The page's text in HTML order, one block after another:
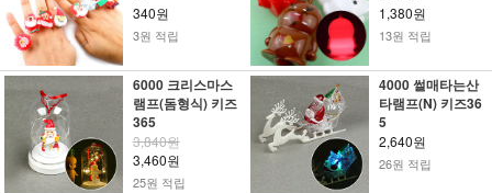
340원
3원 적립
1,380원
13원 적립
6000 크리스마스
램프(돔형식) 키즈
365
3,840원
3,460원
25원 적립
4000 썰매타는산
타램프(N) 키즈36
5
2,640원
26원 적립